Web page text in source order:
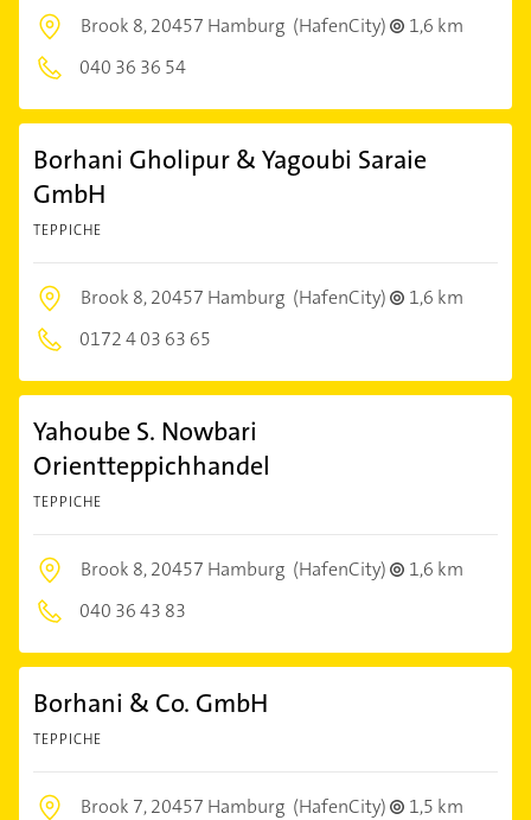
Brook 8,20457 Hamburg (HafenCity)
1,6 km
040 36 36 54
Borhani Gholipur & Yagoubi Saraie
GmbH
TEPPICHE
Brook 8,20457 Hamburg (HafenCity)
1,6 km
0172 4 03 63 65
Yahoube S. Nowbari
Orientteppichhandel
TEPPICHE
Brook 8,20457 Hamburg (HafenCity)
1,6 km
040 36 43 83
Borhani & Co. GmbH
TEPPICHE
Brook 7,20457 Hamburg (HafenCity)
1,5 km